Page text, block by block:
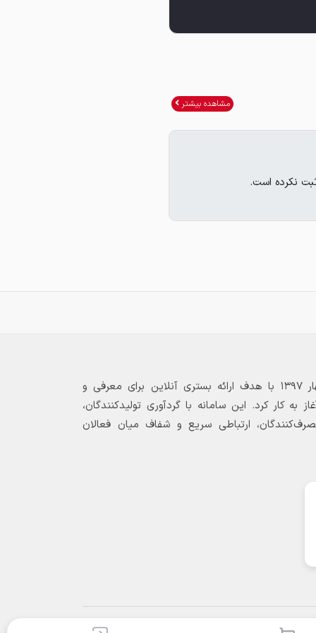
مشاهده بیشتر
نکرده است.
بازارگاه الکترونیکی فولاد ۲۴ از بهار ۱۳۹۷ با هدف ارائه بستری آنلاین برای معرفی و
کار کرد. این سامانه با گردآوری تولیدکنندگان،
ارتباطی سریع و شفاف میان فعالان